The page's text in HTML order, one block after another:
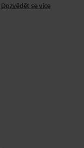
Dozvědět se více